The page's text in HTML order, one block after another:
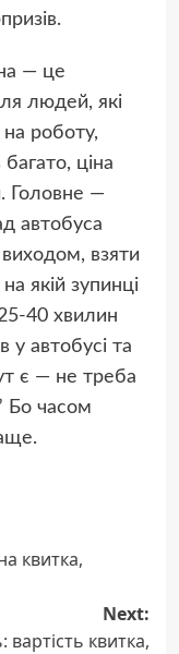
— це
людей, які
на роботу,
ціна
Головне —
автобуса
взяти
якій зупинці
40 хвилин
у автобусі та
є — не треба
Бо часом
квитка,
Next:
квитка,